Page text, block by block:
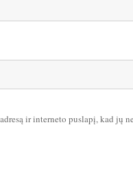
ir interneto puslapį, kad jų